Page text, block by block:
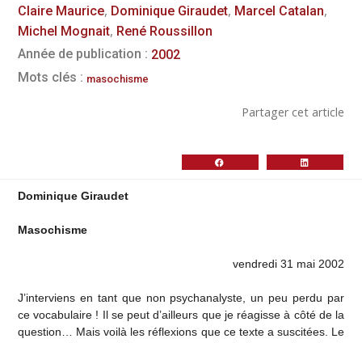
Claire Maurice, Dominique Giraudet, Marcel Catalan,
Michel Mognait, René Roussillon
Année de publication : 2002
Mots clés : masochisme
Partager cet article
Dominique Giraudet
Masochisme
vendredi 31 mai 2002
J’interviens en tant que non psychanalyste, un peu perdu par
ce vocabulaire ! Il se peut d’ailleurs que je réagisse à côté de la
question… Mais voilà les réflexions que ce texte a suscitées. Le